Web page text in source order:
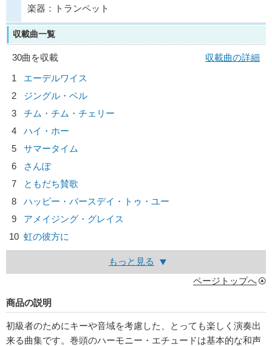
楽器：トランペット
収載曲一覧
30曲を収載
収載曲の詳細
1
エーデルワイス
2
ジングル・ベル
3
チム・チム・チェリー
4
ハイ・ホー
5
サマータイム
6
さんぽ
7
ともだち賛歌
8
ハッピー・バースデイ・トゥ・ユー
9
アメイジング・グレイス
10 虹の彼方に
もっと見る
ページトップへ
商品の説明
初級者のためにキーや音域を考慮した、とっても楽しく演奏出
来る曲集です。巻頭のハーモニー・エチュードは基本的な和声